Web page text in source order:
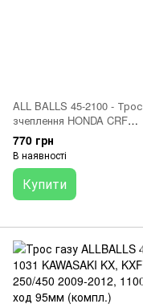
ALL BALLS 45-2100 - Трос
зчеплення HONDA CRF
250/450 2009-2013
770 грн
В наявності
Купити